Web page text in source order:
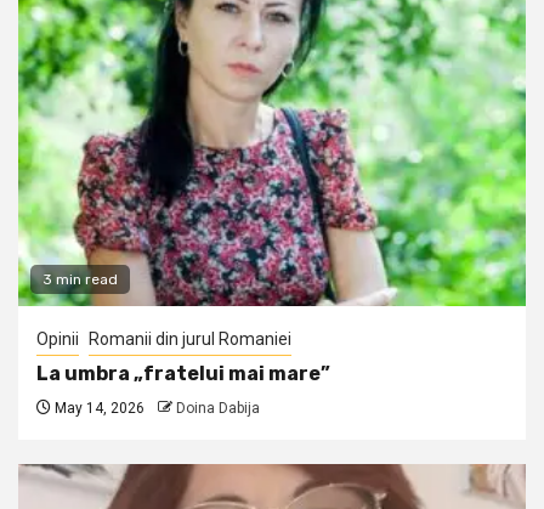
3 min read
Opinii Romanii din jurul Romaniei
La umbra „fratelui mai mare”
May 14, 2026 Doina Dabija